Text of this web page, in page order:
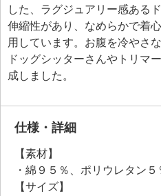
した、ラグジュアリー感ある
伸縮性があり、なめらかで着
用しています。お腹を冷やさ
ドッグシッターさんやトリマ
成しました。
仕様・詳細
【素材】
・綿９５％、ポリウレタン５
【サイズ】